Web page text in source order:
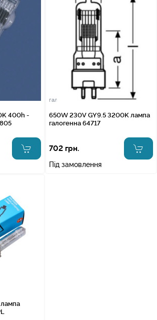
400h -
галогенні 220v
650W 230V GY9.5 3200K лампа
галогенна 64717
702 грн.
Під замовлення